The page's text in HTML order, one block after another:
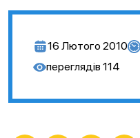
16 Лютого 2010
переглядів 114